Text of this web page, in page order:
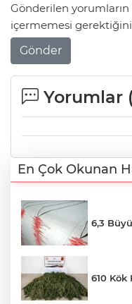
Gönderilen
içermemesi gerektiğini
Gönder
Yorumlar
En Çok Okunan
6,3
610 Kök